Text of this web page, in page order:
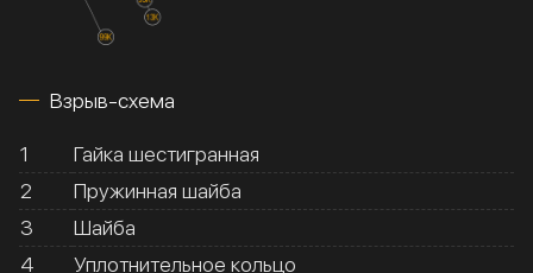
Взрыв-схема
1
Гайка шестигранная
2
Пружинная шайба
3
Шайба
4
Уплотнительное кольцо